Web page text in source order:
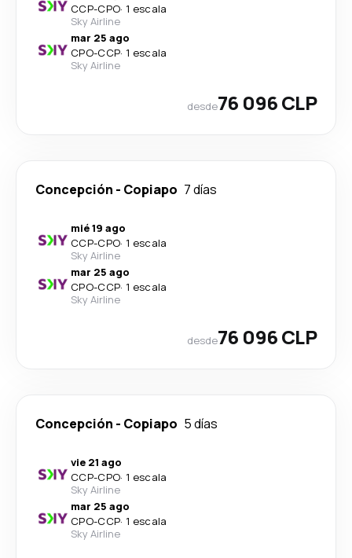
CCP-CPO· 1 escala
Sky Airline
mar 25 ago
CPO-CCP· 1 escala
Sky Airline
desde76 096 CLP
Concepción - Copiapo 7 días
mié 19 ago
CCP-CPO· 1 escala
Sky Airline
mar 25 ago
CPO-CCP· 1 escala
Sky Airline
desde76 096 CLP
Concepción - Copiapo 5 días
vie 21 ago
CCP-CPO· 1 escala
Sky Airline
mar 25 ago
CPO-CCP· 1 escala
Sky Airline